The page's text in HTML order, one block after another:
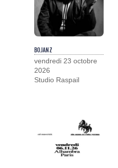
BOJAN Z
vendredi 23 octobre
2026
Studio Raspail